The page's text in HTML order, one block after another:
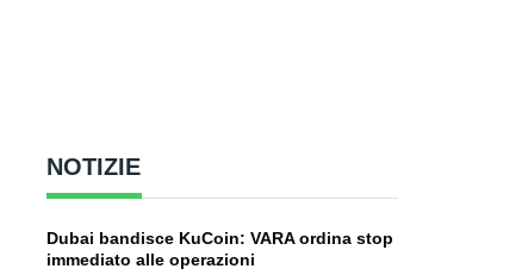
NOTIZIE
Dubai bandisce KuCoin: VARA ordina stop
immediato alle operazioni